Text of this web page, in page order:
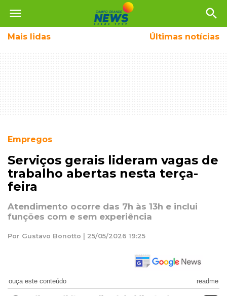
menu search
Mais lidas Últimas notícias
Empregos
Serviços gerais lideram vagas de
trabalho abertas nesta terça-
feira
Atendimento ocorre das 7h às 13h e inclui
funções com e sem experiência
Por Gustavo Bonotto | 25/05/2026 19:25
ouça este conteúdo readme